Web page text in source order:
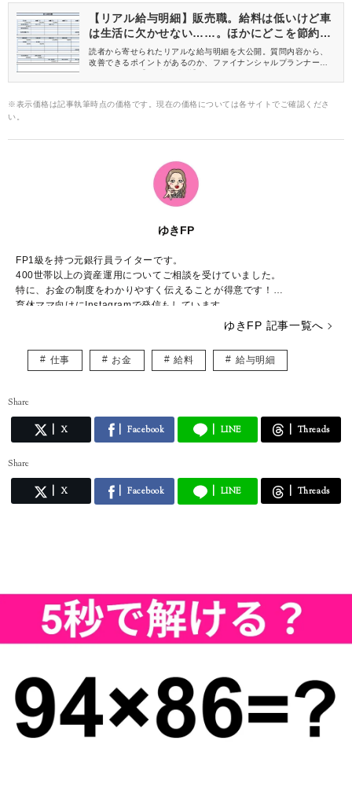
【リアル給与明細】販売職。給料は低いけど車
は生活に欠かせない……。ほかにどこを節約す
る？
読者から寄せられたリアルな給与明細を大公開。質問内容から、
改善できるポイントがあるのか、ファイナンシャルプランナーが
※表示価格は記事執筆時点の価格です。現在の価格については各サイトでご確認くださ
い。
ゆきFP
FP1級を持つ元銀行員ライターです。
400世帯以上の資産運用についてご相談を受けていました。
特に、お金の制度をわかりやすく伝えることが得意です！
育休ママ向けにInstagramで発信もしています。
ゆきFP 記事一覧へ
仕事 お金 給料 給与明細
Share
X Facebook LINE Threads
Share
X Facebook LINE Threads